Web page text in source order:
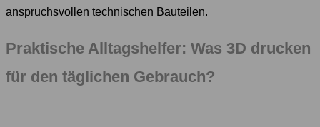
anspruchsvollen technischen Bauteilen.
Praktische Alltagshelfer: Was 3D drucken
für den täglichen Gebrauch?